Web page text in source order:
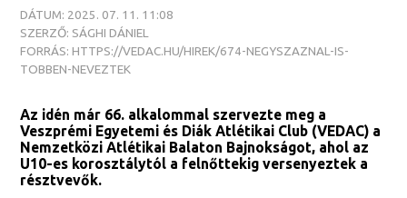
DÁTUM: 2025. 07. 11. 11:08
SZERZŐ: SÁGHI DÁNIEL
FORRÁS: HTTPS://VEDAC.HU/HIREK/674-NEGYSZAZNAL-IS-
TOBBEN-NEVEZTEK
Az idén már 66. alkalommal szervezte meg a
Veszprémi Egyetemi és Diák Atlétikai Club (VEDAC) a
Nemzetközi Atlétikai Balaton Bajnokságot, ahol az
U10-es korosztálytól a felnőttekig versenyeztek a
résztvevők.